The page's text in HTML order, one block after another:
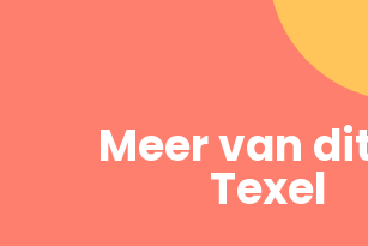
Meer van
Texel